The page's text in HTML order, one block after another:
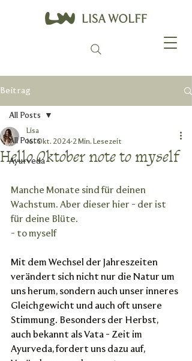
Beitrag
All Posts
Ayurveda
All Posts
Hello Oktober note to myself
Lisa
16. Okt. 2024 2 Min. Lesezeit
Manche Monate sind für deinen
Wachstum. Aber dieser hier - der ist
für deine Blüte.
- to myself
Mit dem Wechsel der Jahreszeiten
verändert sich nicht nur die Natur um
uns herum, sondern auch unser inneres
Gleichgewicht und auch oft unsere
Stimmung. Besonders der Herbst,
auch bekannt als Vata - Zeit im
Ayurveda, fordert uns dazu auf,